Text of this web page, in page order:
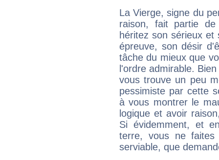
La Vierge, signe du
raison, fait partie
héritez son sérieux
épreuve, son désir
tâche du mieux que
l'ordre admirable.
vous trouve un peu
pessimiste par cette
à vous montrer le
logique et avoir
Si évidemment, et
terre, vous ne
serviable, que